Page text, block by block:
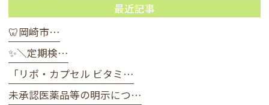
最近記事
🦷岡崎市…
✨＼定期検…
「リポ・カプセル ビタミ…
未承認医薬品等の明示につ…